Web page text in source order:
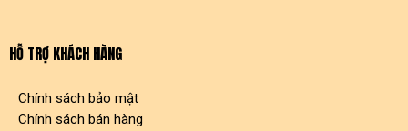
HỖ TRỢ KHÁCH HÀNG
Chính sách bảo mật
Chính sách bán hàng